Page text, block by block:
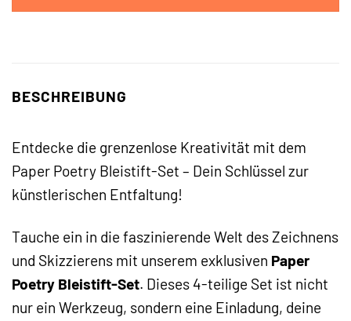
BESCHREIBUNG
Entdecke die grenzenlose Kreativität mit dem
Paper Poetry Bleistift-Set – Dein Schlüssel zur
künstlerischen Entfaltung!
Tauche ein in die faszinierende Welt des Zeichnens
und Skizzierens mit unserem exklusiven Paper
Poetry Bleistift-Set. Dieses 4-teilige Set ist nicht
nur ein Werkzeug, sondern eine Einladung, deine